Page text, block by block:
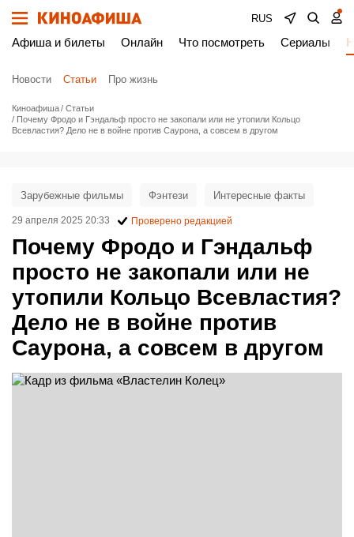
RUS
Афиша и билеты Онлайн Что посмотреть Сериалы
Новости Статьи Про жизнь
Киноафиша
Статьи
Почему Фродо и Гэндальф просто не закопали или не утопили Кольцо
Всевластия? Дело не в войне против Саурона, а совсем в другом
Почему Фродо и Гэндальф
просто не закопали или не
утопили Кольцо Всевластия?
Дело не в войне против
Саурона, а совсем в другом
Зарубежные фильмы Фэнтези Интересные факты
29 апреля 2025 20:33 Проверено редакцией